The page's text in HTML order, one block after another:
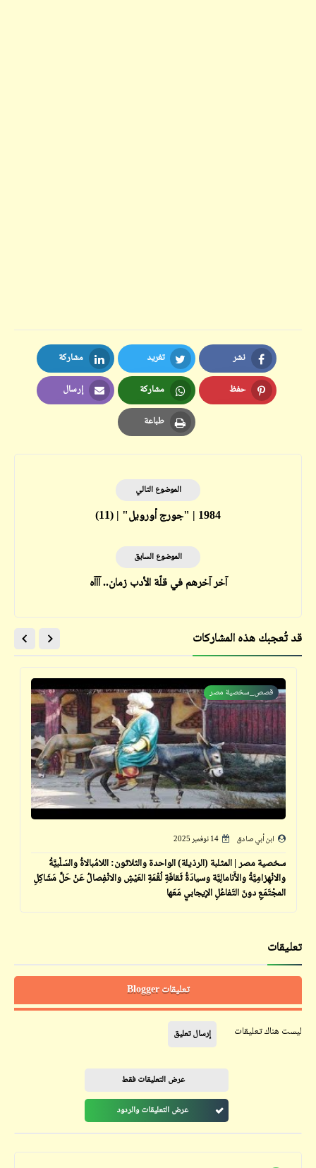
نشر
Facebook
تغريد
Twitter
مشاركة
LinkedIn
حفظ
Pinterest
مشاركة
Whatsapp
إرسال
Email
طباعة
Print
الموضوع التالي
1984 | "جورج أورويل" | (11)
الموضوع السابق
آخر آخرهم في قلّة الأدب زمان.. آآآه
قد تُعجبك هذه المشاركات
قصص_سخصية مصر
ابن أبي صادق 14 نوفمبر 2025
سخصية مصر | المثلبة (الرذيلة) الواحدة والثلاثون: اللامُبالاةُ والسَلْبيَّةُ
والانْهِزامِيَّةُ والأَنامالِيَّة وسيادَةُ ثَقافَةِ لُقْمَةِ العَيْشِ والانْفِصالُ عَنْ حَلِّ مَشَاكِلِ
المجْتَمَعِ دونَ التَفاعُلِ الإيجابيِ مَعَها
تعليقات
تعليقات Blogger
ليست هناك تعليقات إرسال تعليق
عرض التعليقات فقط
عرض التعليقات والردود